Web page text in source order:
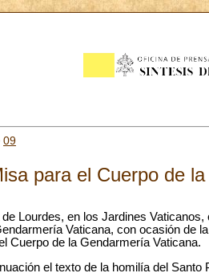
09
para el Cuerpo de
Lourdes, en los Jardines
Vaticana, con ocasión de
Cuerpo de la Gendarmería Vaticana.
el texto de la homilía del Santo